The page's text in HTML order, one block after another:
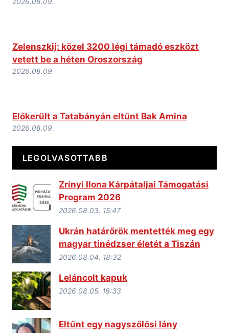
Zelenszkij: közel 3200 légi támadó eszközt
vetett be a héten Oroszország
2026.08.09.
Előkerült a Tatabányán eltűnt Bak Amina
2026.08.09.
LEGOLVASOTTABB
Zrínyi Ilona Kárpátaljai Támogatási
Program 2026
2026.08.03. 15:47
Ukrán határőrök mentették meg egy
magyar tinédzser életét a Tiszán
2026.08.04. 18:32
Leláncolt kapuk
2026.08.05. 18:33
Eltűnt egy nagyszőlősi lány